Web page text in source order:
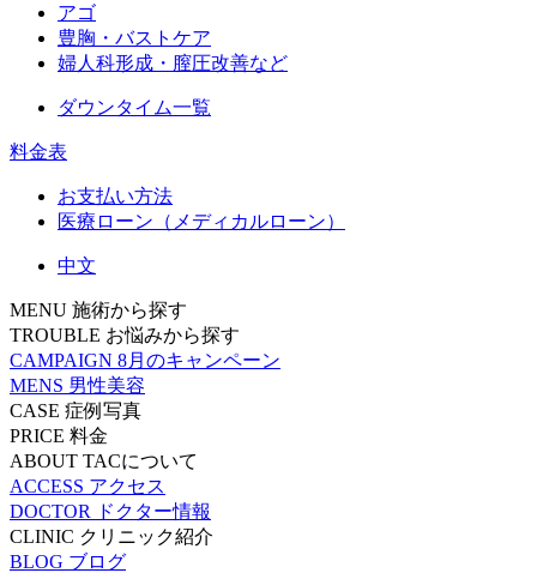
アゴ
豊胸・バストケア
婦人科形成・膣圧改善など
ダウンタイム一覧
料金表
お支払い方法
医療ローン（メディカルローン）
中文
MENU 施術から探す
TROUBLE お悩みから探す
CAMPAIGN 8月のキャンペーン
MENS 男性美容
CASE 症例写真
PRICE 料金
ABOUT TACについて
ACCESS アクセス
DOCTOR
ドクター情報
CLINIC クリニック紹介
BLOG ブログ